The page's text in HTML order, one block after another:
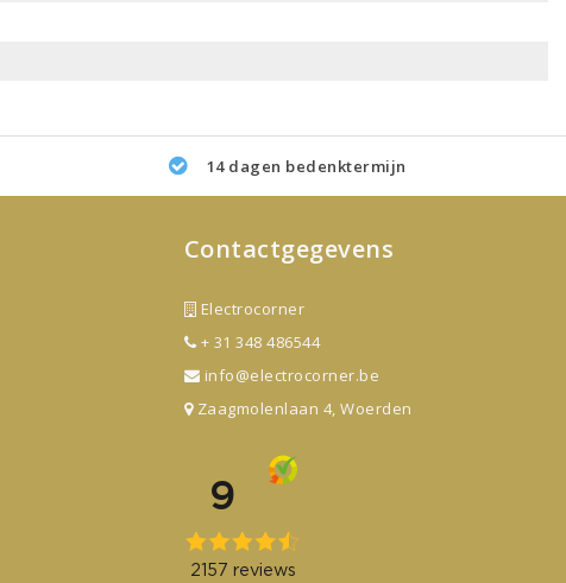
14 dagen bedenktermijn
Contactgegevens
Electrocorner
+ 31 348 486544
info@electrocorner.be
Zaagmolenlaan 4, Woerden